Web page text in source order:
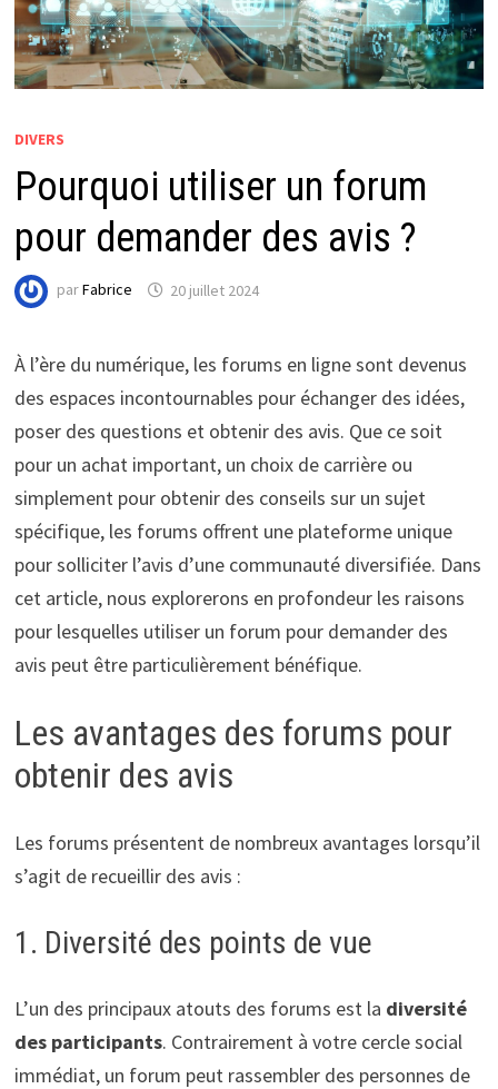
DIVERS
Pourquoi utiliser un forum
pour demander des avis ?
parFabrice 20 juillet 2024
À l’ère du numérique, les forums en ligne sont devenus
des espaces incontournables pour échanger des idées,
poser des questions et obtenir des avis. Que ce soit
pour un achat important, un choix de carrière ou
simplement pour obtenir des conseils sur un sujet
spécifique, les forums offrent une plateforme unique
pour solliciter l’avis d’une communauté diversifiée. Dans
cet article, nous explorerons en profondeur les raisons
pour lesquelles utiliser un forum pour demander des
avis peut être particulièrement bénéfique.
Les avantages des forums pour
obtenir des avis
Les forums présentent de nombreux avantages lorsqu’il
s’agit de recueillir des avis :
1. Diversité des points de vue
L’un des principaux atouts des forums est la diversité
des participants. Contrairement à votre cercle social
immédiat, un forum peut rassembler des personnes de